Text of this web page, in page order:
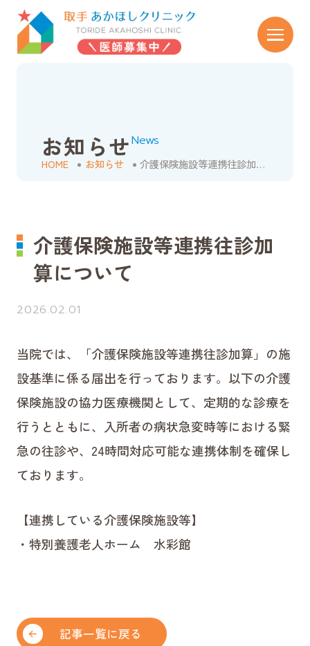
お知らせNews
HOME お知らせ 介護保険施設等連携往診加算について
介護保険施設等連携往診加
算について
2026.02.01
当院では、「介護保険施設等連携往診加算」の施
設基準に係る届出を行っております。以下の介護
保険施設の協力医療機関として、定期的な診療を
行うとともに、入所者の病状急変時等における緊
急の往診や、24時間対応可能な連携体制を確保し
ております。
【連携している介護保険施設等】
・特別養護老人ホーム 水彩館
記事一覧に戻る